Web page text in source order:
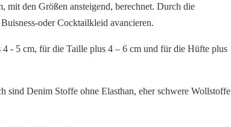
mit den Größen ansteigend, berechnet. Durch die
oder Cocktailkleid avancieren.
- 5 cm, für die Taille plus 4 – 6 cm und für die Hüfte plus
sind Denim Stoffe ohne Elasthan, eher schwere Wollstoffe